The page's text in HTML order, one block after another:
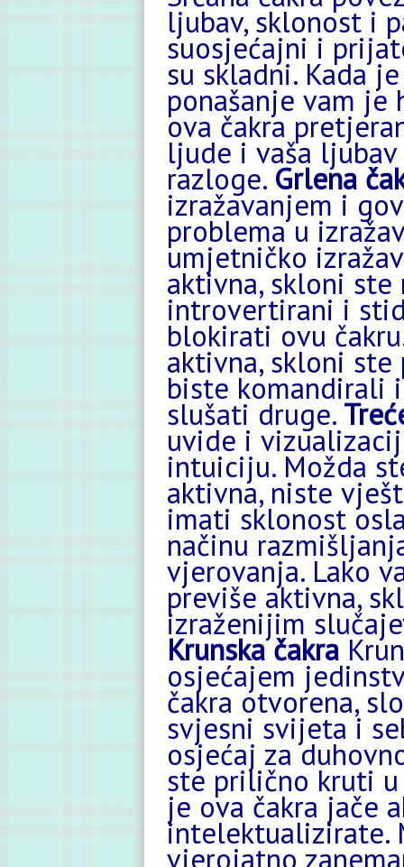
ljubav, sklonost i
suosjećajni i
su skladni. Kada
ponašanje vam je
ova čakra
ljude i vaša
razloge. Grlena
izražavanjem i
problema u
umjetničko
aktivna, skloni
introvertirani i
blokirati ovu
aktivna, skloni
biste komandirali
slušati druge.
uvide i
intuiciju. Možda
aktivna, niste
imati sklonost
načinu
vjerovanja. Lako
previše aktivna,
izraženijim
Krunska čakra
osjećajem
čakra otvorena,
svjesni svijeta i
osjećaj za
ste prilično kruti
je ova čakra jače
intelektualizirate.
vjerojatno